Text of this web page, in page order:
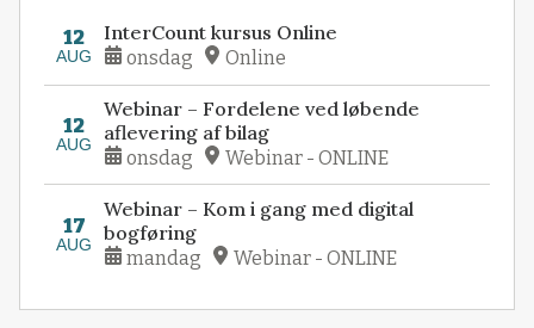
12
AUG
InterCount kursus Online
onsdag Online
12
AUG
Webinar – Fordelene ved løbende
aflevering af bilag
onsdag Webinar - ONLINE
17
AUG
Webinar – Kom i gang med digital
bogføring
mandag Webinar - ONLINE